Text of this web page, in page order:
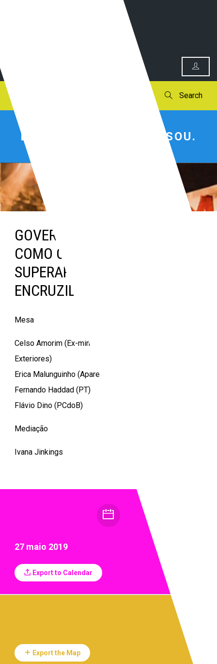
Search
ESTE EVENTO JÁ PASSOU.
GOVERNO BOLSONARO –
COMO O BRASIL PODE
SUPERAR ESSA
ENCRUZILHADA?
Mesa
Celso Amorim (Ex-ministro das Relações
Exteriores)
Erica Malunguinho (Aparelha Luzia e PSOL)
Fernando Haddad (PT)
Flávio Dino (PCdoB)
Mediação
Ivana Jinkings
27 maio 2019
Export to Calendar
Export the Map